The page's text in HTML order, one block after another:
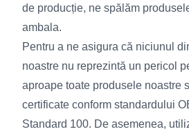
de producție, ne spălăm
ambala.
Pentru a ne asigura că niciunul
noastre nu reprezintă un pericol
aproape toate produsele noastre
certificate conform standardului
Standard 100. De asemenea,